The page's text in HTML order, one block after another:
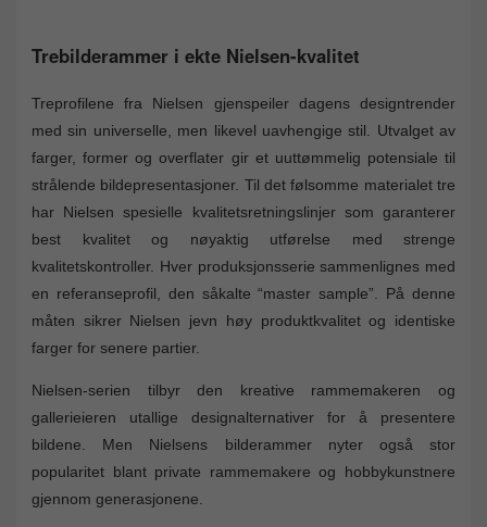
Trebilderammer i ekte Nielsen-kvalitet
Treprofilene fra Nielsen gjenspeiler dagens designtrender
med sin universelle, men likevel uavhengige stil. Utvalget av
farger, former og overflater gir et uuttømmelig potensiale til
strålende bildepresentasjoner. Til det følsomme materialet tre
har Nielsen spesielle kvalitetsretningslinjer som garanterer
best kvalitet og nøyaktig utførelse med strenge
kvalitetskontroller. Hver produksjonsserie sammenlignes med
en referanseprofil, den såkalte “master sample”. På denne
måten sikrer Nielsen jevn høy produktkvalitet og identiske
farger for senere partier.
Nielsen-serien tilbyr den kreative rammemakeren og
gallerieieren utallige designalternativer for å presentere
bildene. Men Nielsens bilderammer nyter også stor
popularitet blant private rammemakere og hobbykunstnere
gjennom generasjonene.